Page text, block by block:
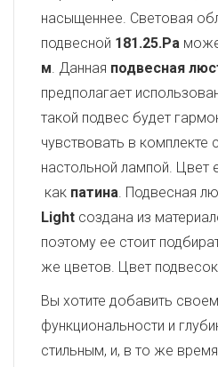
насыщеннее. Световая
подвесной 181.25.Pa
м. Данная подвесная
предполагает
такой подвес будет
чувствовать в
настольной лампой. Цвет
как патина. Подвесная
Light создана из
поэтому ее стоит
же цветов. Цвет
Вы хотите добавить
функциональности и
стильным, и, в то же